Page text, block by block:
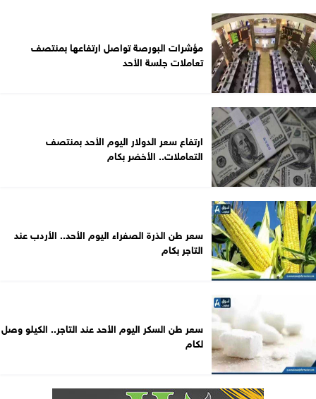
مؤشرات البورصة تواصل ارتفاعها بمنتصف
تعاملات جلسة الأحد
ارتفاع سعر الدولار اليوم الأحد بمنتصف
التعاملات.. الأخضر بكام
سعر طن الذرة الصفراء اليوم الأحد.. الأردب عند
التاجر بكام
سعر طن السكر اليوم الأحد عند التاجر.. الكيلو وصل
لكام